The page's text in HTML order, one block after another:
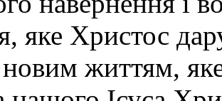
яке Христос
життям,